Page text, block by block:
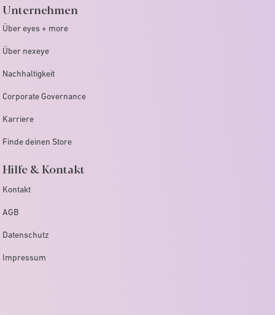
Unternehmen
Über eyes + more
Über nexeye
Nachhaltigkeit
Corporate Governance
Karriere
Finde deinen Store
Hilfe & Kontakt
Kontakt
AGB
Datenschutz
Impressum